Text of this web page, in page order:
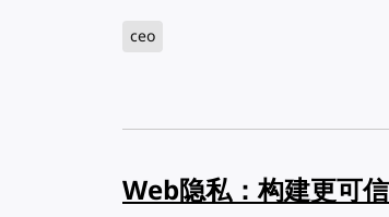
ceo
Web隐私：构建更可